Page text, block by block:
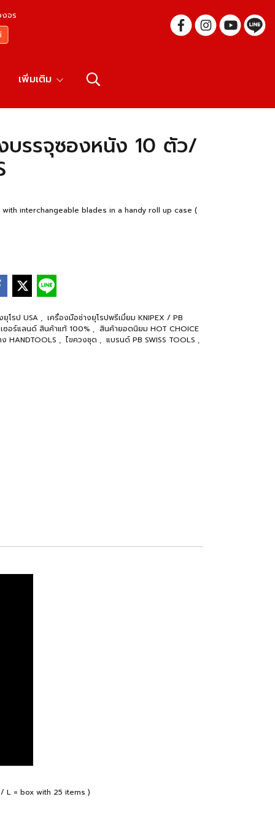
จร
เพิ่มเติม
บรรจุซองหนัง 10 ตัว/
interchangeable blades in a handy roll up case (
ยุโรป USA , เครื่องมือช่างยุโรปพรีเมี่ยม KNIPEX / PB
ซอร์แลนด์ สินค้าแท้ 100% , สินค้ายอดนิยม HOT CHOICE
HANDTOOLS , ไขควงชุด , แบรนด์ PB SWISS TOOLS ,
L = box with 25 items )